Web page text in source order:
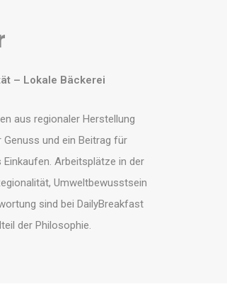
– Lokale Bäckerei
aus regionaler Herstellung
und ein Beitrag für
Arbeitsplätze in der
Umweltbewusstsein
sind bei DailyBreakfast
der Philosophie.